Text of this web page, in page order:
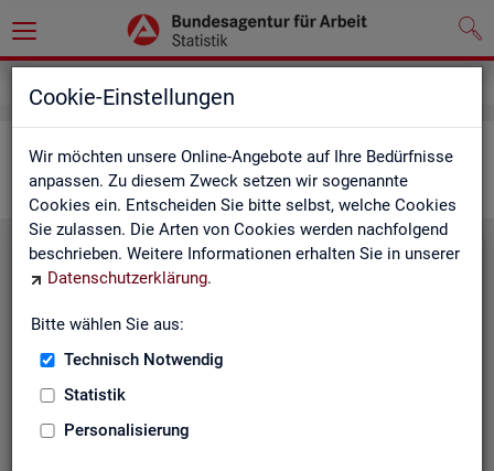
Cookie-Einstellungen
Wir möchten unsere Online-Angebote auf Ihre Bedürfnisse
anpassen. Zu diesem Zweck setzen wir sogenannte
Cookies ein. Entscheiden Sie bitte selbst, welche Cookies
Sie zulassen. Die Arten von Cookies werden nachfolgend
beschrieben. Weitere Informationen erhalten Sie in unserer
Datenschutzerklärung.
Bitte wählen Sie aus:
Technisch Notwendig
Statistik
Personalisierung
Ar­beits­markt im Über­blick
Eck­wer­te Ar­beits­markt